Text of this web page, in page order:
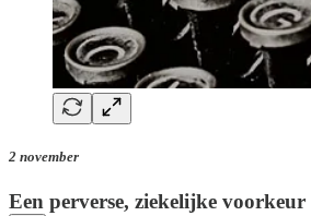
2 november
Een perverse, ziekelijke voorkeur